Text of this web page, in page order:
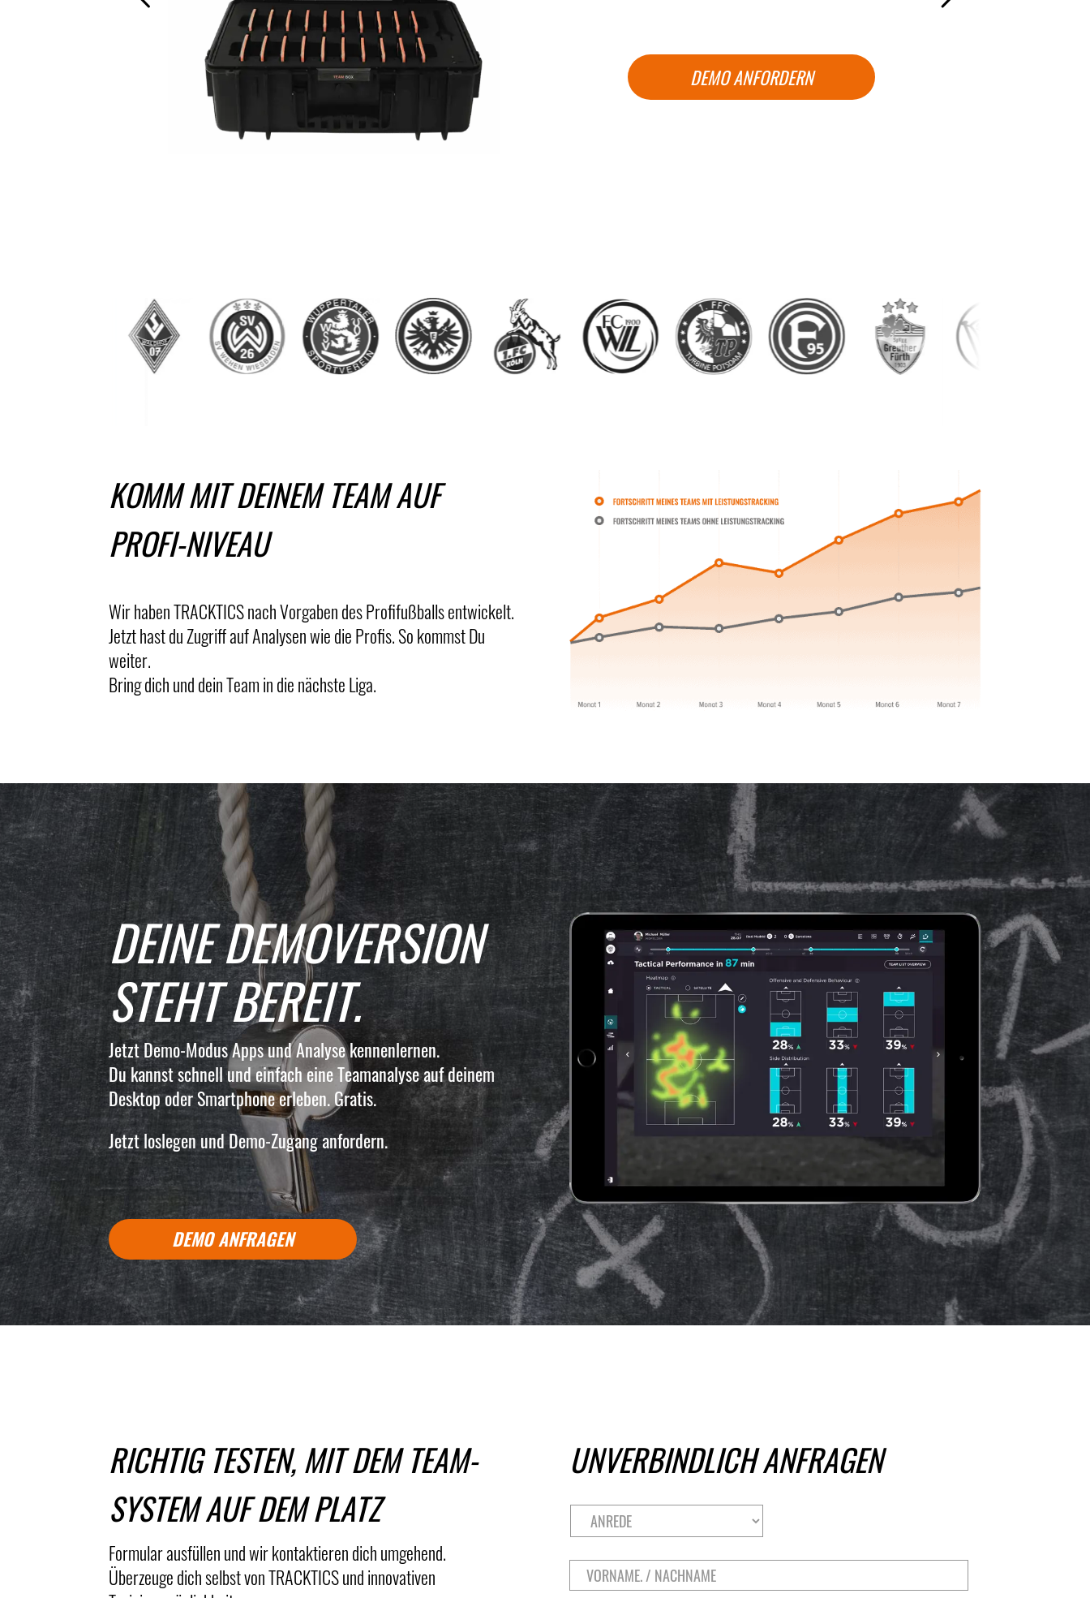
DEMO ANFORDERN
KOMM MIT DEINEM TEAM AUF
PROFI-NIVEAU
Wir haben TRACKTICS nach Vorgaben des Profifußballs entwickelt.
Jetzt hast du Zugriff auf Analysen wie die Profis. So kommst Du
weiter.
Bring dich und dein Team in die nächste Liga.
DEINE DEMOVERSION
STEHT BEREIT.
Jetzt Demo-Modus Apps und Analyse kennenlernen.
Du kannst schnell und einfach eine Teamanalyse auf deinem
Desktop oder Smartphone erleben. Gratis.
Jetzt loslegen und Demo-Zugang anfordern.
DEMO ANFRAGEN
RICHTIG TESTEN, MIT DEM TEAM-
SYSTEM AUF DEM PLATZ
Formular ausfüllen und wir kontaktieren dich umgehend.
Überzeuge dich selbst von TRACKTICS und innovativen
UNVERBINDLICH ANFRAGEN
N
R
E
V
O